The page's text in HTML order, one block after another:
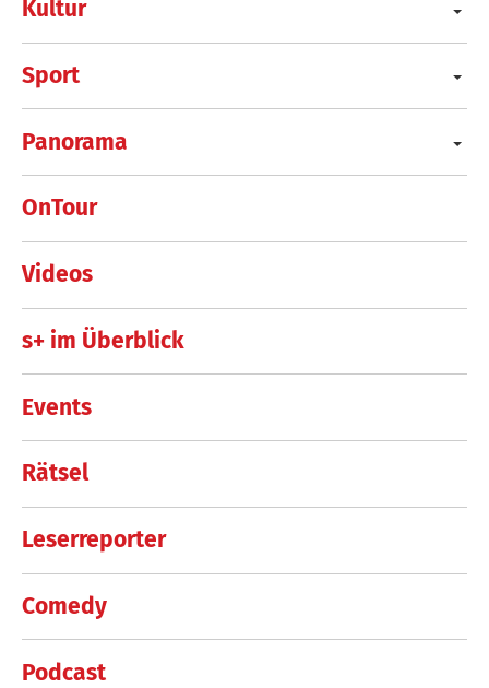
Kultur
Sport
Panorama
OnTour
Videos
s+ im Überblick
Events
Rätsel
Leserreporter
Comedy
Podcast